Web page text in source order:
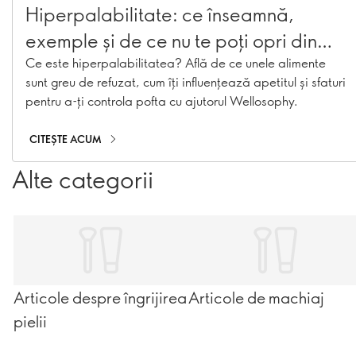
Hiperpalabilitate: ce înseamnă,
exemple și de ce nu te poți opri din
mâncat
Ce este hiperpalabilitatea? Află de ce unele alimente
sunt greu de refuzat, cum îți influențează apetitul și sfaturi
pentru a-ți controla pofta cu ajutorul Wellosophy.
CITEȘTE ACUM
Alte categorii
Articole despre îngrijirea
pielii
Articole de machiaj